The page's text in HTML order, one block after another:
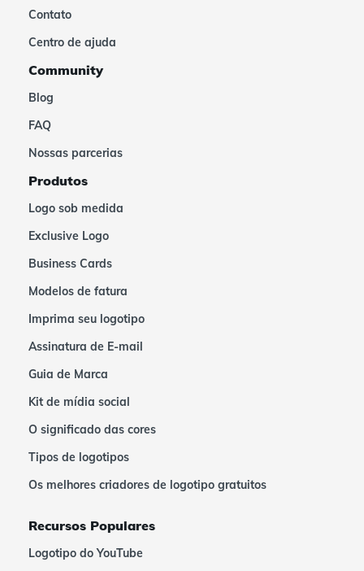
Contato
Centro de ajuda
Community
Blog
FAQ
Nossas parcerias
Produtos
Logo sob medida
Exclusive Logo
Business Cards
Modelos de fatura
Imprima seu logotipo
Assinatura de E-mail
Guia de Marca
Kit de mídia social
O significado das cores
Tipos de logotipos
Os melhores criadores de logotipo gratuitos
Recursos Populares
Logotipo do YouTube